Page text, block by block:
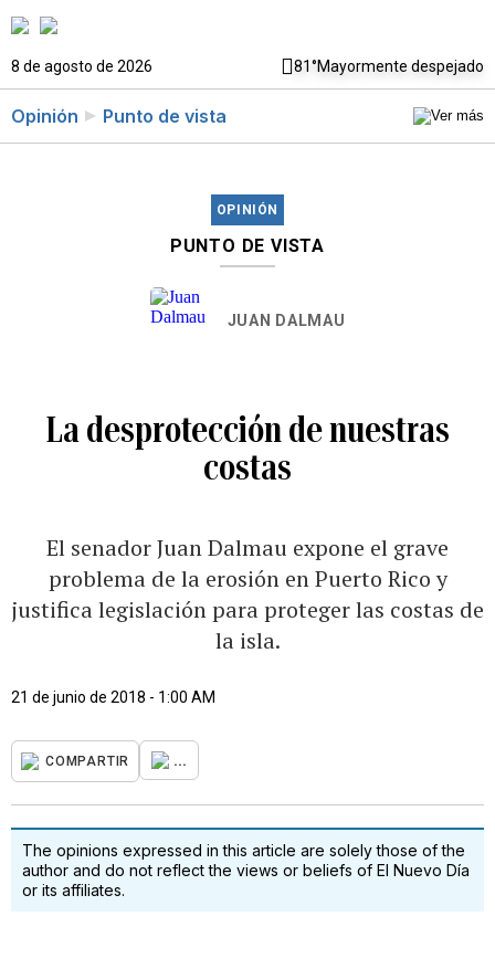
8 de agosto de 2026 81°Mayormente despejado
Opinión Punto de vista
OPINIÓN
PUNTO DE VISTA
JUAN DALMAU
La desprotección de nuestras
costas
El senador Juan Dalmau expone el grave
problema de la erosión en Puerto Rico y
justifica legislación para proteger las costas de
la isla.
21 de junio de 2018 - 1:00 AM
COMPARTIR ...
The opinions expressed in this article are solely those of the
author and do not reflect the views or beliefs of El Nuevo Día
or its affiliates.